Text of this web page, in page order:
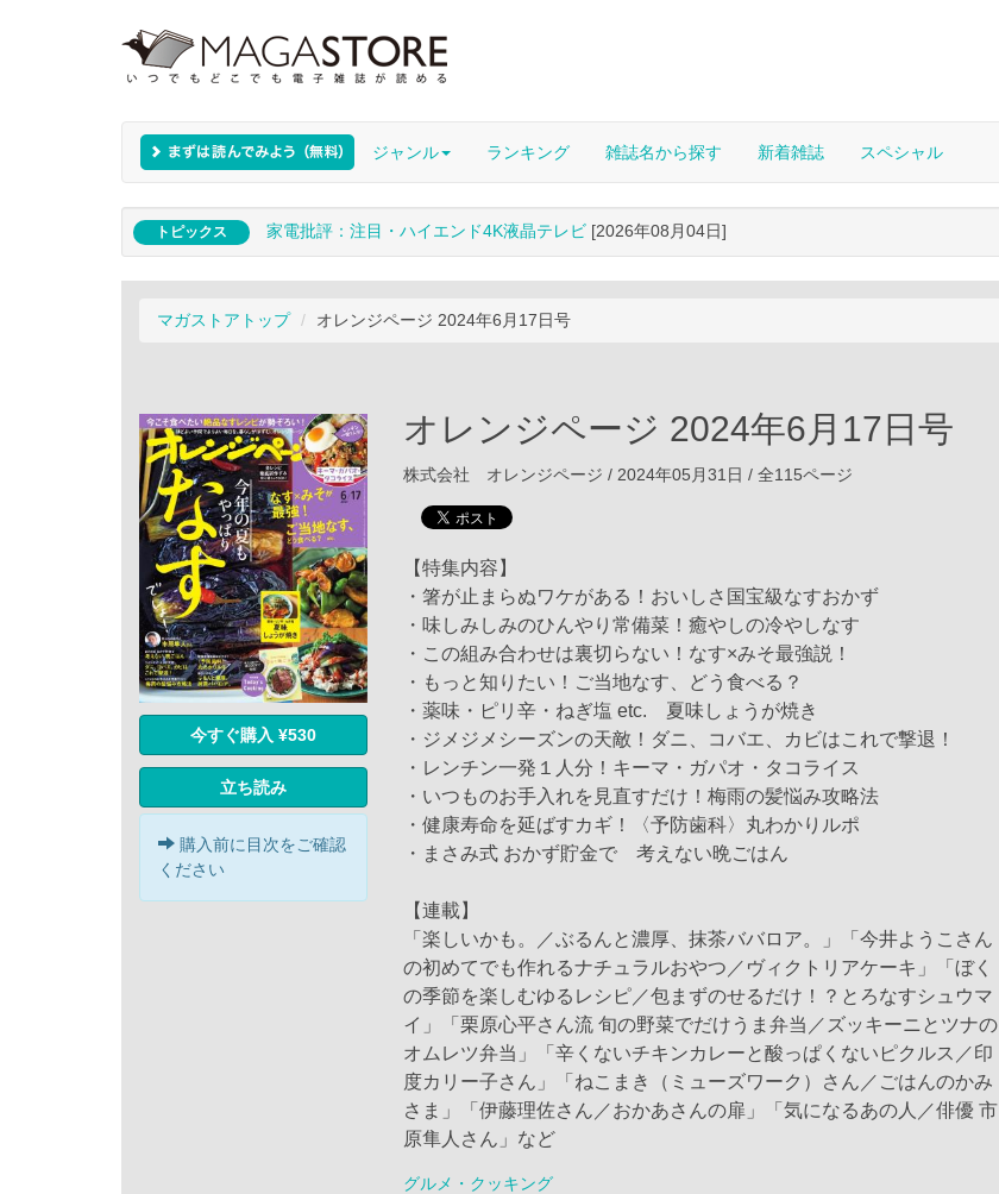
ジャンル ランキング 雑誌名から探す 新着雑誌 スペシャル
トピックス 家電批評：注目・ハイエンド4K液晶テレビ [2026年08月04日]
マガストアトップ オレンジページ 2024年6月17日号
今すぐ購入 ¥530
立ち読み
購入前に目次をご確認
ください
オレンジページ 2024年6月17日号
株式会社 オレンジページ / 2024年05月31日 / 全115ページ
【特集内容】
・箸が止まらぬワケがある！おいしさ国宝級なすおかず
・味しみしみのひんやり常備菜！癒やしの冷やしなす
・この組み合わせは裏切らない！なす×みそ最強説！
・もっと知りたい！ご当地なす、どう食べる？
・薬味・ピリ辛・ねぎ塩 etc. 夏味しょうが焼き
・ジメジメシーズンの天敵！ダニ、コバエ、カビはこれで撃退！
・レンチン一発１人分！キーマ・ガパオ・タコライス
・いつものお手入れを見直すだけ！梅雨の髪悩み攻略法
・健康寿命を延ばすカギ！〈予防歯科〉丸わかりルポ
・まさみ式 おかず貯金で 考えない晩ごはん
【連載】
「楽しいかも。／ぶるんと濃厚、抹茶ババロア。」「今井ようこさん
の初めてでも作れるナチュラルおやつ／ヴィクトリアケーキ」「ぼく
の季節を楽しむゆるレシピ／包まずのせるだけ！？とろなすシュウマ
イ」「栗原心平さん流 旬の野菜でだけうま弁当／ズッキーニとツナの
オムレツ弁当」「辛くないチキンカレーと酸っぱくないピクルス／印
度カリー子さん」「ねこまき（ミューズワーク）さん／ごはんのかみ
さま」「伊藤理佐さん／おかあさんの扉」「気になるあの人／俳優 市
原隼人さん」など
グルメ・クッキング